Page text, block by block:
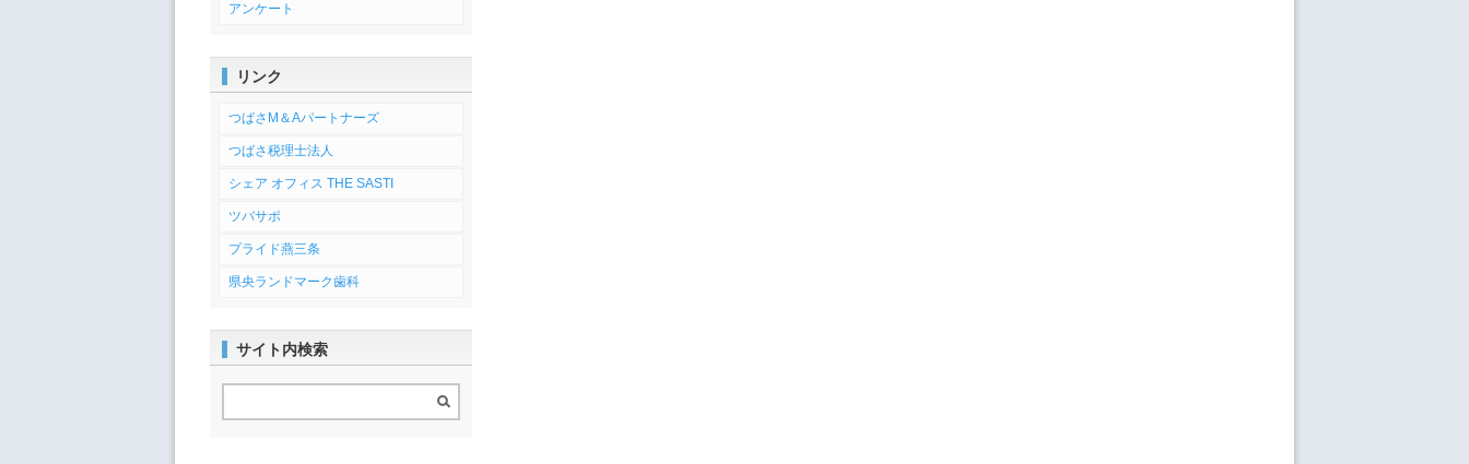
アンケート
リンク
つばさM＆Aパートナーズ
つばさ税理士法人
シェア オフィス THE SASTI
ツバサポ
プライド燕三条
県央ランドマーク歯科
サイト内検索